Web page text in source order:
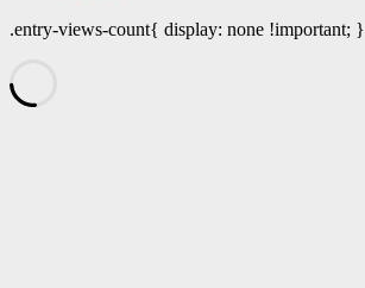
.entry-views-count{ display: none !important; }